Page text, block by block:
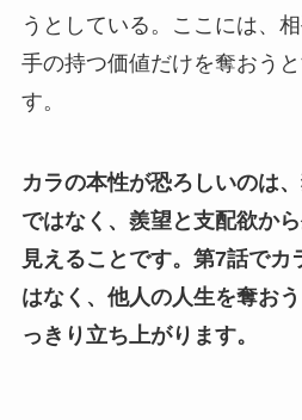
うとしている。ここには、
手の持つ価値だけを奪おう
す。
カラの本性が恐ろしいのは
ではなく、羨望と支配欲か
見えることです。 第7話でカ
はなく、他人の人生を奪お
っきり立ち上がります。